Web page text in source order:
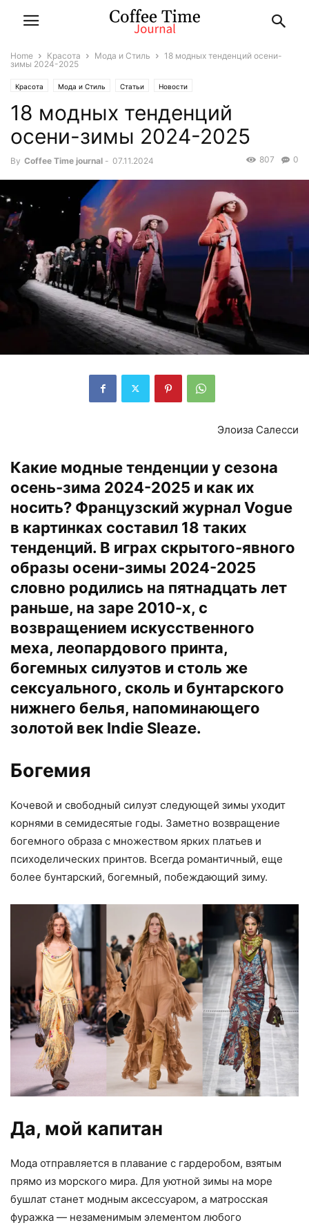
Home Красота Мода и Стиль
18 модных тенденций осени-
зимы 2024-2025
Красота Мода и Стиль Статьи Новости
18 модных тенденций
осени-зимы 2024-2025
By Coffee Time journal - 07.11.2024 0
807
Элоиза Салесси
Какие модные тенденции у сезона
осень-зима 2024-2025 и как их
носить? Французский журнал Vogue
в картинках составил 18 таких
тенденций. В играх скрытого-явного
образы осени-зимы 2024-2025
словно родились на пятнадцать лет
раньше, на заре 2010-х, с
возвращением искусственного
меха, леопардового принта,
богемных силуэтов и столь же
сексуального, сколь и бунтарского
нижнего белья, напоминающего
золотой век Indie Sleaze.
Богемия
Кочевой и свободный силуэт следующей зимы уходит
корнями в семидесятые годы. Заметно возвращение
богемного образа с множеством ярких платьев и
психоделических принтов. Всегда романтичный, еще
более бунтарский, богемный, побеждающий зиму.
Да, мой капитан
Мода отправляется в плавание с гардеробом, взятым
прямо из морского мира. Для уютной зимы на море
бушлат станет модным аксессуаром, а матросская
фуражка — незаменимым элементом любого